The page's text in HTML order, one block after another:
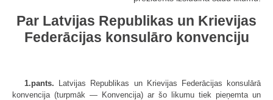
Par Latvijas Republikas un Krievijas
Federācijas konsulāro konvenciju
1.pants. Latvijas Republikas un Krievijas Federācijas konsulārā
konvencija (turpmāk — Konvencija) ar šo likumu tiek pieņemta un